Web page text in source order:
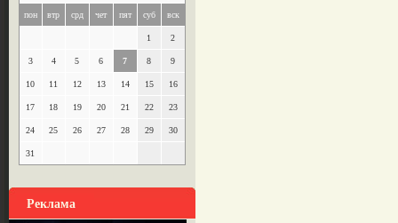
пон втр срд чет пят суб вск
1 2
3 4 5 6 7 8 9
10 11 12 13 14 15 16
17 18 19 20 21 22 23
24 25 26 27 28 29 30
31
Реклама